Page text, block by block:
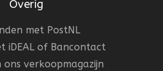
Overig
met PostNL
iDEAL of Bancontact
ons verkoopmagazijn